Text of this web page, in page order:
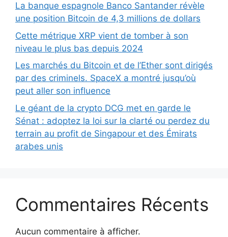
La banque espagnole Banco Santander révèle
une position Bitcoin de 4,3 millions de dollars
Cette métrique XRP vient de tomber à son
niveau le plus bas depuis 2024
Les marchés du Bitcoin et de l’Ether sont dirigés
par des criminels. SpaceX a montré jusqu’où
peut aller son influence
Le géant de la crypto DCG met en garde le
Sénat : adoptez la loi sur la clarté ou perdez du
terrain au profit de Singapour et des Émirats
arabes unis
Commentaires Récents
Aucun commentaire à afficher.